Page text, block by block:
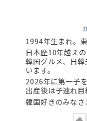
1994年生まれ。
日本歴10年越え
韓国グルメ、日
います。
2026年に第一子
出産後は子連れ目
韓国好きのみなさ